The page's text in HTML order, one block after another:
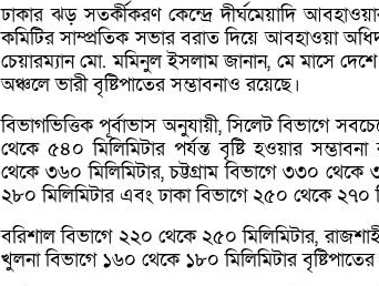
ঢাকার ঝড় সতর্কীকরণ কেন্দ্রে দীর্ঘমেয়াদি
কমিটির সাম্প্রতিক সভার বরাত দিয়ে আবহাওয়া
চেয়ারম্যান মো. মমিনুল ইসলাম জানান, মে মাসে দেশে
অঞ্চলে ভারী বৃষ্টিপাতের সম্ভাবনাও রয়েছে।
বিভাগভিত্তিক পূর্বাভাস অনুযায়ী, সিলেট বিভাগে
থেকে ৫৪০ মিলিমিটার পর্যন্ত বৃষ্টি হওয়ার
থেকে ৩৬০ মিলিমিটার, চট্টগ্রাম বিভাগে ৩৩০
২৮০ মিলিমিটার এবং ঢাকা বিভাগে ২৫০ থেকে ২৭০
বরিশাল বিভাগে ২২০ থেকে ২৫০ মিলিমিটার,
খুলনা বিভাগে ১৬০ থেকে ১৮০ মিলিমিটার বৃষ্টিপাতের